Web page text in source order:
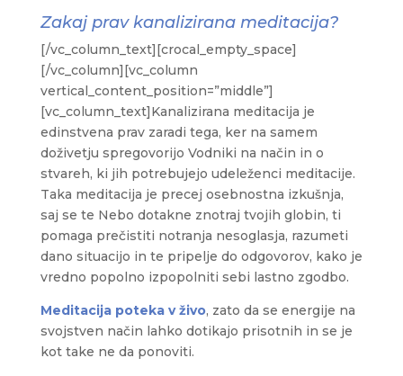
Zakaj prav kanalizirana meditacija?
[/vc_column_text][crocal_empty_space]
[/vc_column][vc_column
vertical_content_position=”middle”]
[vc_column_text]Kanalizirana meditacija je
edinstvena prav zaradi tega, ker na samem
doživetju spregovorijo Vodniki na način in o
stvareh, ki jih potrebujejo udeleženci meditacije.
Taka meditacija je precej osebnostna izkušnja,
saj se te Nebo dotakne znotraj tvojih globin, ti
pomaga prečistiti notranja nesoglasja, razumeti
dano situacijo in te pripelje do odgovorov, kako je
vredno popolno izpopolniti sebi lastno zgodbo.
Meditacija poteka v živo, zato da se energije na
svojstven način lahko dotikajo prisotnih in se je
kot take ne da ponoviti.